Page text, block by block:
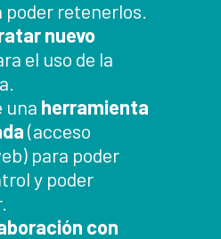
retenerlos.
nuevo
el uso de la
una herramienta
(acceso
para poder
y poder
con